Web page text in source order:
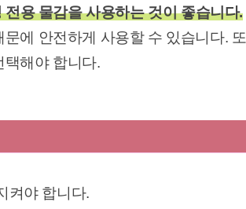
전용 물감을 사용하는 것이 좋습니다.
에 안전하게 사용할 수 있습니다. 또
택해야 합니다.
켜야 합니다.